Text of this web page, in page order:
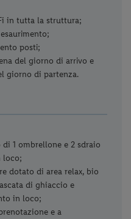
in tutta la struttura;
posti;
del giorno di arrivo e
giorno di partenza.
1 ombrellone e 2 sdraio
loco;
dotato di area relax, bio
di ghiaccio e
in loco;
e a